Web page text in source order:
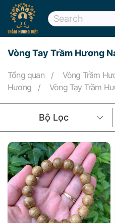
Skip to main content
Vòng Tay Trầm Hương
Tổng quan Vòng Trầm
Hương
Vòng Tay Trầm
Bộ Lọc